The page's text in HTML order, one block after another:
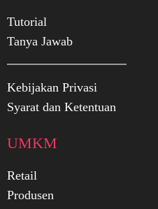
Tutorial
Tanya Jawab
Kebijakan Privasi
Syarat dan Ketentuan
UMKM
Retail
Produsen